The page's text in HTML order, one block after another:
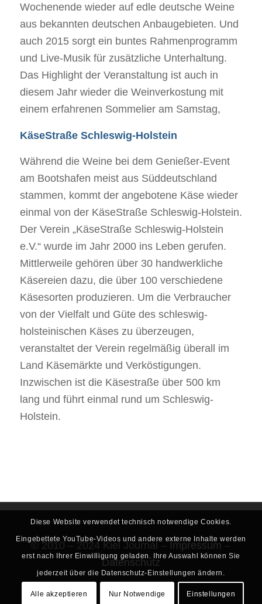
Wochenende wieder auf edle deutsche Weine
aus bekannten deutschen Anbaugebieten. Und
auch 2015 sorgt ein buntes Rahmenprogramm
und Live-Musik für zusätzliche Unterhaltung.
Das Highlight der Veranstaltung ist auch in
diesem Jahr wieder die Weinverkostung mit
einem erfahrenen Sommelier am Samstag,
KäseStraße Schleswig-Holstein
Während die Weine bei dem Genießer-Event
am Bootshafen meist aus Süddeutschland
stammen, kommt der angebotene Käse wieder
einmal von der KäseStraße Schleswig-Holstein.
Der Verein „KäseStraße Schleswig-Holstein
e.V.“ wurde im Jahr 2000 ins Leben gerufen.
Mittlerweile gehören über 30 handwerkliche
Käsereien dazu, die über 100 verschiedene
Käsesorten produzieren. Um die Verbraucher
von der Vielfalt und Güte des schleswig-
holsteinischen Käses zu überzeugen,
veranstaltet der Verein regelmäßig überall im
Land Käsemärkte und Verköstigungen.
Inzwischen ist die Käsestraße über 500 km
lang und führt einmal rund um Schleswig-
Holstein.
© 2010 – 2024 Kiel Journal – Impressum –
Datenschutz
Diese Website verwendet technisch notwendige Cookies.
Eingebettete YouTube-Videos und andere externe Inhalte werden
erst nach Ihrer Einwilligung geladen. Ihre Auswahl können Sie
jederzeit über die Datenschutz-Einstellungen ändern.
Alle akzeptieren Nur Notwendige Einstellungen